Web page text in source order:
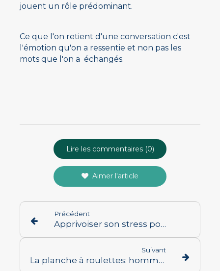
jouent un rôle prédominant.
Ce que l'on retient d'une conversation c'est
l'émotion qu'on a ressentie et non pas les
mots que l'on a échangés.
Lire les commentaires (0)
Aimer l'article
Précédent
Apprivoiser son stress pour en faire une ressource!
Suivant
La planche à roulettes: hommage au skate